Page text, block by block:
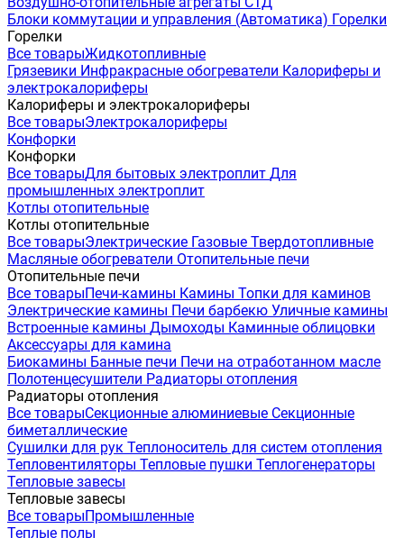
Блоки коммутации и управления (Автоматика) Горелки
Горелки
Все товарыЖидкотопливные
Грязевики Инфракрасные обогреватели Калориферы и
электрокалориферы
Калориферы и электрокалориферы
Все товарыЭлектрокалориферы
Конфорки
Конфорки
Все товарыДля бытовых электроплит Для
промышленных электроплит
Котлы отопительные
Котлы отопительные
Все товарыЭлектрические Газовые Твердотопливные
Масляные обогреватели Отопительные печи
Отопительные печи
Все товарыПечи-камины Камины Топки для каминов
Электрические камины Печи барбекю Уличные камины
Встроенные камины Дымоходы Каминные облицовки
Аксессуары для камина
Биокамины Банные печи Печи на отработанном масле
Полотенцесушители Радиаторы отопления
Радиаторы отопления
Все товарыСекционные алюминиевые Секционные
биметаллические
Сушилки для рук Теплоноситель для систем отопления
Тепловентиляторы Тепловые пушки Теплогенераторы
Тепловые завесы
Тепловые завесы
Все товарыПромышленные
Теплые полы